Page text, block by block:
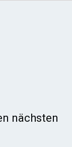
nächsten